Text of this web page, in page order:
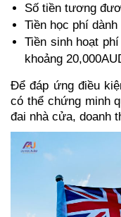
Số tiền tương
Tiền học phí
Tiền sinh hoạt
khoảng
Để đáp ứng điều
có thể chứng minh
đai nhà cửa, doanh